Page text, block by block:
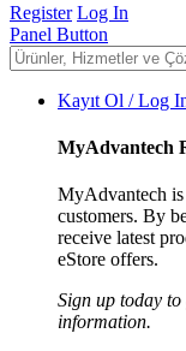
Register Log In
Panel Button
Kayıt Ol / Log
MyAdvantech
MyAdvantech is
customers. By
receive latest
eStore offers.
Sign up today
information.